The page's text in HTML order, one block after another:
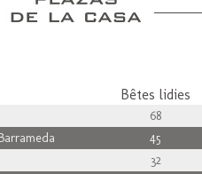
Bêtes lidies
68
45
32